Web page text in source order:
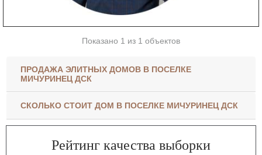
Показано 1 из 1 объектов
ПРОДАЖА ЭЛИТНЫХ ДОМОВ В ПОСЕЛКЕ
МИЧУРИНЕЦ ДСК
СКОЛЬКО СТОИТ ДОМ В ПОСЕЛКЕ МИЧУРИНЕЦ ДСК
Рейтинг качества выборки